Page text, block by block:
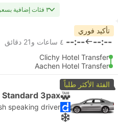
٣ فئات إضافية بسعر يبدأ من USD 899
تأكيد فوري
--:--
--:-- ٤ ساعات و‫21 دقائق
Clichy Hotel Transfer
Aachen Hotel Transfer
الفئة الأكثر طلباً
Standard 3pax | سيارات الأجرة